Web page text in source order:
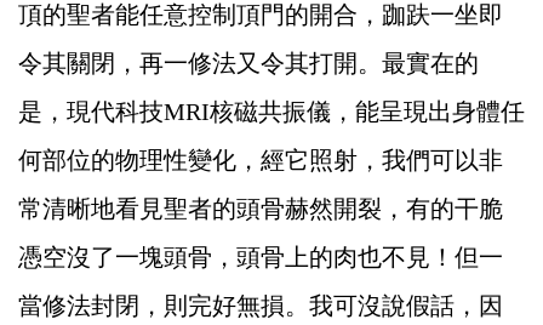
頂的聖者能任意控制頂門的開合，跏趺一坐即
令其關閉，再一修法又令其打開。最實在的
是，現代科技MRI核磁共振儀，能呈現出身體任
何部位的物理性變化，經它照射，我們可以非
常清晰地看見聖者的頭骨赫然開裂，有的干脆
憑空沒了一塊頭骨，頭骨上的肉也不見！但一
當修法封閉，則完好無損。我可沒說假話，因